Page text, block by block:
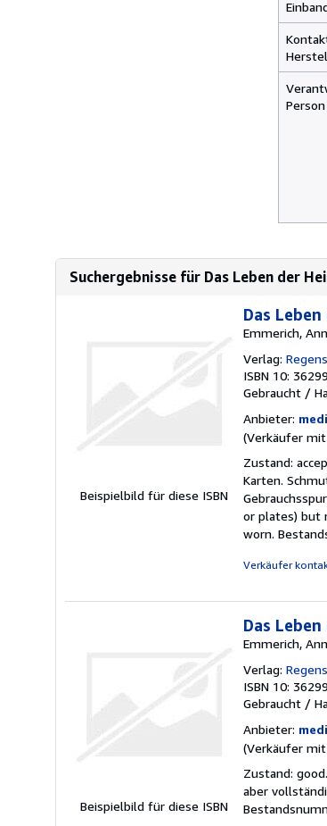
Person
Suchergebnisse für Das Leben der
Beispielbild für diese ISBN
Das
Emmerich,
Verlag:
ISBN 10:
Gebraucht /
Anbieter:
(Verkäufer
Zustand:
Karten.
or plates) but
worn.
Verkäufer
Beispielbild für diese ISBN
Das
Emmerich,
Verlag:
ISBN 10:
Gebraucht /
Anbieter:
(Verkäufer
Zustand:
aber